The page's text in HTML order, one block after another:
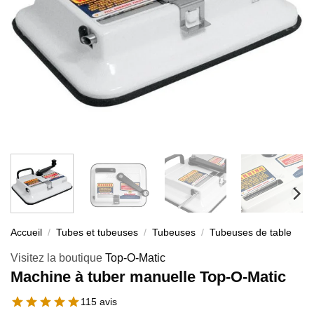
Accueil / Tubes et tubeuses / Tubeuses / Tubeuses de table
Visitez la boutique Top-O-Matic
Machine à tuber manuelle Top-O-Matic
115 avis